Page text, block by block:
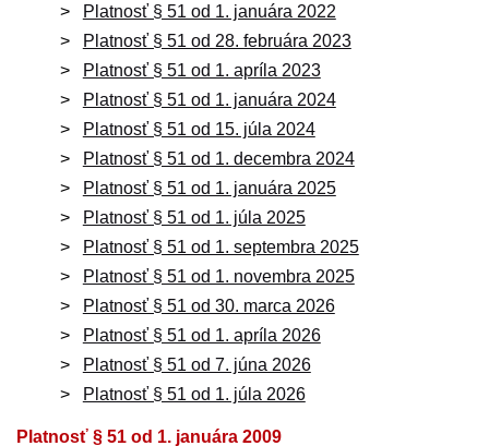
Platnosť § 51 od 1. januára 2022
Platnosť § 51 od 28. februára 2023
Platnosť § 51 od 1. apríla 2023
Platnosť § 51 od 1. januára 2024
Platnosť § 51 od 15. júla 2024
Platnosť § 51 od 1. decembra 2024
Platnosť § 51 od 1. januára 2025
Platnosť § 51 od 1. júla 2025
Platnosť § 51 od 1. septembra 2025
Platnosť § 51 od 1. novembra 2025
Platnosť § 51 od 30. marca 2026
Platnosť § 51 od 1. apríla 2026
Platnosť § 51 od 7. júna 2026
Platnosť § 51 od 1. júla 2026
Platnosť § 51 od 1. januára 2009